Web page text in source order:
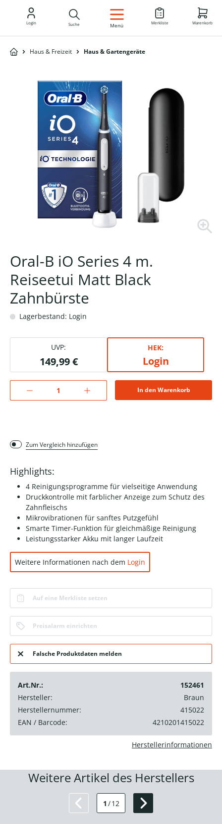
DE
Login Suche Menü Merkliste Warenkorb
Haus & Freizeit Haus & Gartengeräte
Oral-B iO Series 4 m.
Reiseetui Matt Black
Zahnbürste
Lagerbestand: Login
UVP:
149,99 €
HEK:
Login
In den Warenkorb
Zum Vergleich hinzufügen
Highlights:
4 Reinigungsprogramme für vielseitige Anwendung
Druckkontrolle mit farblicher Anzeige zum Schutz des
Zahnfleischs
Mikrovibrationen für sanftes Putzgefühl
Smarte Timer-Funktion für gleichmäßige Reinigung
Leistungsstarker Akku mit langer Laufzeit
Weitere Informationen nach dem Login
Auf eine Merkliste setzen
Preisalarm einrichten
Falsche Produktdaten melden
Art.Nr.:
152461
Hersteller:
Braun
Herstellernummer:
415022
EAN / Barcode:
4210201415022
Herstellerinformationen
Weitere Artikel des Herstellers
1 /12